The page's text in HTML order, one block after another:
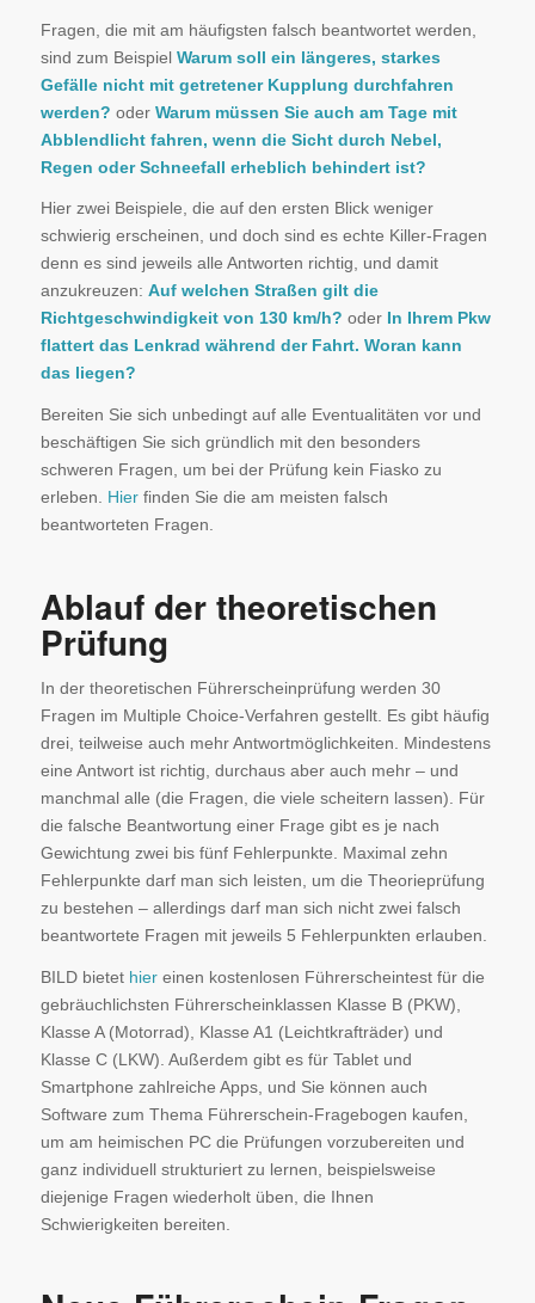
Fragen, die mit am häufigsten falsch beantwortet werden,
sind zum Beispiel Warum soll ein längeres, starkes
Gefälle nicht mit getretener Kupplung durchfahren
werden? oder Warum müssen Sie auch am Tage mit
Abblendlicht fahren, wenn die Sicht durch Nebel,
Regen oder Schneefall erheblich behindert ist?
Hier zwei Beispiele, die auf den ersten Blick weniger
schwierig erscheinen, und doch sind es echte Killer-Fragen
denn es sind jeweils alle Antworten richtig, und damit
anzukreuzen: Auf welchen Straßen gilt die
Richtgeschwindigkeit von 130 km/h? oder In Ihrem Pkw
flattert das Lenkrad während der Fahrt. Woran kann
das liegen?
Bereiten Sie sich unbedingt auf alle Eventualitäten vor und
beschäftigen Sie sich gründlich mit den besonders
schweren Fragen, um bei der Prüfung kein Fiasko zu
erleben. Hierfinden Sie die am meisten falsch
beantworteten Fragen.
Ablauf der theoretischen
Prüfung
In der theoretischen Führerscheinprüfung werden 30
Fragen im Multiple Choice-Verfahren gestellt. Es gibt häufig
drei, teilweise auch mehr Antwortmöglichkeiten. Mindestens
eine Antwort ist richtig, durchaus aber auch mehr – und
manchmal alle (die Fragen, die viele scheitern lassen). Für
die falsche Beantwortung einer Frage gibt es je nach
Gewichtung zwei bis fünf Fehlerpunkte. Maximal zehn
Fehlerpunkte darf man sich leisten, um die Theorieprüfung
zu bestehen – allerdings darf man sich nicht zwei falsch
beantwortete Fragen mit jeweils 5 Fehlerpunkten erlauben.
BILD bietet hiereinen kostenlosen Führerscheintest für die
gebräuchlichsten Führerscheinklassen Klasse B (PKW),
Klasse A (Motorrad), Klasse A1 (Leichtkrafträder) und
Klasse C (LKW). Außerdem gibt es für Tablet und
Smartphone zahlreiche Apps, und Sie können auch
Software zum Thema Führerschein-Fragebogen kaufen,
um am heimischen PC die Prüfungen vorzubereiten und
ganz individuell strukturiert zu lernen, beispielsweise
diejenige Fragen wiederholt üben, die Ihnen
Schwierigkeiten bereiten.